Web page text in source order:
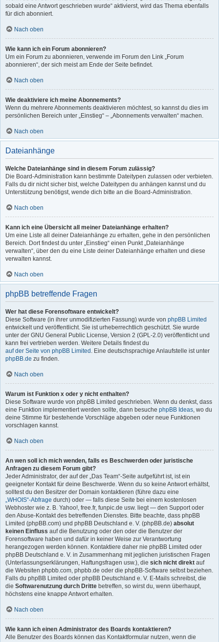
sobald eine Antwort geschrieben wurde“ aktivierst, wird das Thema ebenfalls
für dich abonniert.
Nach oben
Wie kann ich ein Forum abonnieren?
Um ein Forum zu abonnieren, verwende im Forum den Link „Forum
abonnieren“, der sich meist am Ende der Seite befindet.
Nach oben
Wie deaktiviere ich meine Abonnements?
Wenn du mehrere Abonnements deaktivieren möchtest, so kannst du dies im
persönlichen Bereich unter „Einstieg“ – „Abonnements verwalten“ machen.
Nach oben
Dateianhänge
Welche Dateianhänge sind in diesem Forum zulässig?
Die Board-Administration kann bestimmte Dateitypen zulassen oder verbieten.
Falls du dir nicht sicher bist, welche Dateitypen du anhängen kannst und du
Unterstützung benötigst, wende dich bitte an die Board-Administration.
Nach oben
Kann ich eine Übersicht all meiner Dateianhänge erhalten?
Um eine Liste all deiner Dateianhänge zu erhalten, gehe in den persönlichen
Bereich. Dort findest du unter „Einstieg“ einen Punkt „Dateianhänge
verwalten“, über den du eine Liste deiner Dateianhänge erhalten und diese
verwalten kannst.
Nach oben
phpBB betreffende Fragen
Wer hat diese Forensoftware entwickelt?
Diese Software (in ihrer unmodifizierten Fassung) wurde von phpBB Limited
entwickelt und veröffentlicht. Sie ist urheberrechtlich geschützt. Sie wurde
unter der GNU General Public License, Version 2 (GPL-2.0) veröffentlicht und
kann frei vertrieben werden. Weitere Details findest du
auf der Seite von phpBB Limited . Eine deutschsprachige Anlaufstelle ist unter
phpBB.de zu finden.
Nach oben
Warum ist Funktion x oder y nicht enthalten?
Diese Software wurde von phpBB Limited geschrieben. Wenn du denkst, dass
eine Funktion implementiert werden sollte, dann besuche phpBB Ideas, wo du
deine Stimme für bestehende Vorschläge abgeben oder neue Funktionen
vorschlagen kannst.
Nach oben
An wen soll ich mich wenden, falls es Beschwerden oder juristische
Anfragen zu diesem Forum gibt?
Jeder Administrator, der auf der „Das Team“-Seite aufgeführt ist, ist ein
geeigneter Kontakt für deine Beschwerde. Wenn du so keine Antwort erhältst,
solltest du den Besitzer der Domain kontaktieren (führe dazu eine
„WHOIS“-Abfrage durch) oder — falls diese Seite bei einem kostenlosen
Webhoster wie z. B. Yahoo!, free.fr, funpic.de usw. liegt — den Support oder
den Abuse-Kontakt des betreffenden Dienstes. Bitte beachte, dass phpBB
Limited (phpBB.com) und phpBB Deutschland e. V. (phpBB.de) absolut
keinen Einfluss auf die Benutzung oder den oder die Benutzer der
Forensoftware haben und dafür in keiner Weise zur Verantwortung
herangezogen werden können. Kontaktiere daher nie phpBB Limited oder
phpBB Deutschland e. V. in Zusammenhang mit jeglichen juristischen Fragen
(Unterlassungserklärungen, Haftungsfragen usw.), die sich nicht direkt auf
die Websiten phpbb.com, phpbb.de oder die phpBB-Software selbst beziehen.
Falls du phpBB Limited oder phpBB Deutschland e. V. E-Mails schreibst, die
die Softwarenutzung durch Dritte betreffen, so wirst du, wenn überhaupt,
höchstens eine knappe Antwort erhalten.
Nach oben
Wie kann ich einen Administrator des Boards kontaktieren?
Alle Benutzer des Boards können das Kontaktformular nutzen, wenn die